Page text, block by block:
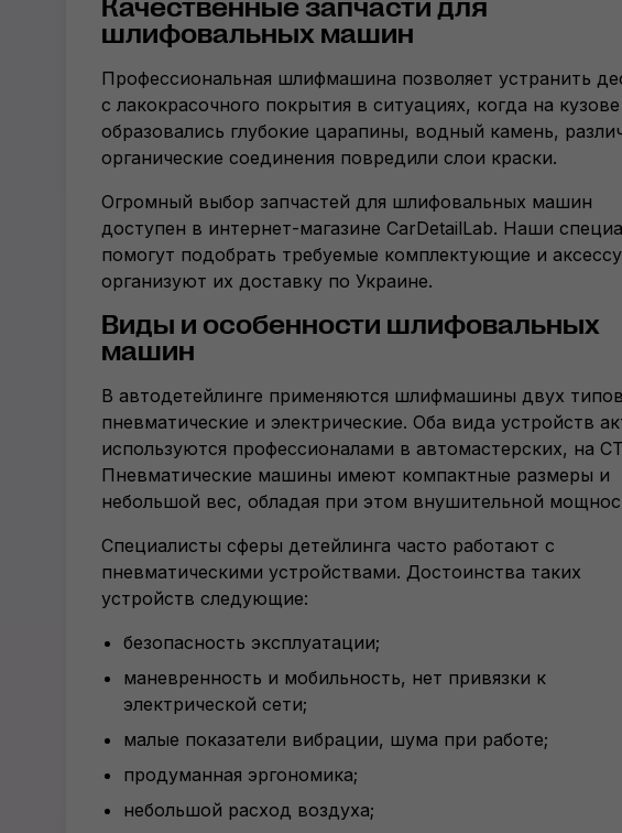
Качественные запчасти для
шлифовальных машин
Профессиональная шлифмашина позволяет устранить
с лакокрасочного покрытия в ситуациях, когда на кузове
образовались глубокие царапины, водный камень,
органические соединения повредили слои краски.
Огромный выбор запчастей для шлифовальных машин
доступен в интернет-магазине CarDetailLab. Наши
помогут подобрать требуемые комплектующие и
организуют их доставку по Украине.
Виды и особенности шлифовальных
машин
В автодетейлинге применяются шлифмашины двух
пневматические и электрические. Оба вида устройств
используются профессионалами в автомастерских, на
Пневматические машины имеют компактные размеры и
небольшой вес, обладая при этом внушительной
Специалисты сферы детейлинга часто работают с
пневматическими устройствами. Достоинства таких
устройств следующие:
безопасность эксплуатации;
маневренность и мобильность, нет привязки к
электрической сети;
малые показатели вибрации, шума при работе;
продуманная эргономика;
небольшой расход воздуха;